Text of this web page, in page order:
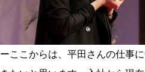
ーここからは、平田さんの仕事